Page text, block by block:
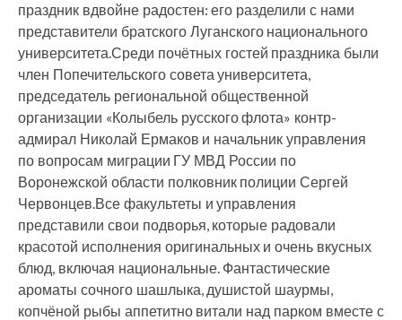
праздник вдвойне радостен: его разделили с нами
представители братского Луганского национального
университета.Среди почётных гостей праздника были
член Попечительского совета университета,
председатель региональной общественной
организации «Колыбель русского флота» контр-
адмирал Николай Ермаков и начальник управления
по вопросам миграции ГУ МВД России по
Воронежской области полковник полиции Сергей
Червонцев.Все факультеты и управления
представили свои подворья, которые радовали
красотой исполнения оригинальных и очень вкусных
блюд, включая национальные. Фантастические
ароматы сочного шашлыка, душистой шаурмы,
копчёной рыбы аппетитно витали над парком вместе с